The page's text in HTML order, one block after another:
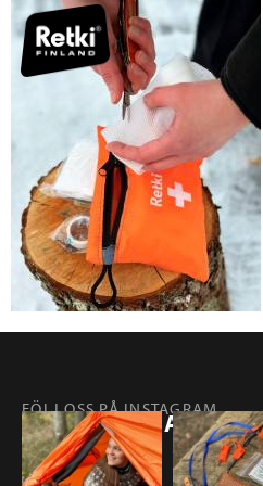
FÖLJ OSS PÅ INSTAGRAM
@RETKIFINLAND